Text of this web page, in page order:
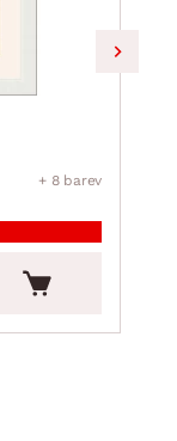
+ 8 barev